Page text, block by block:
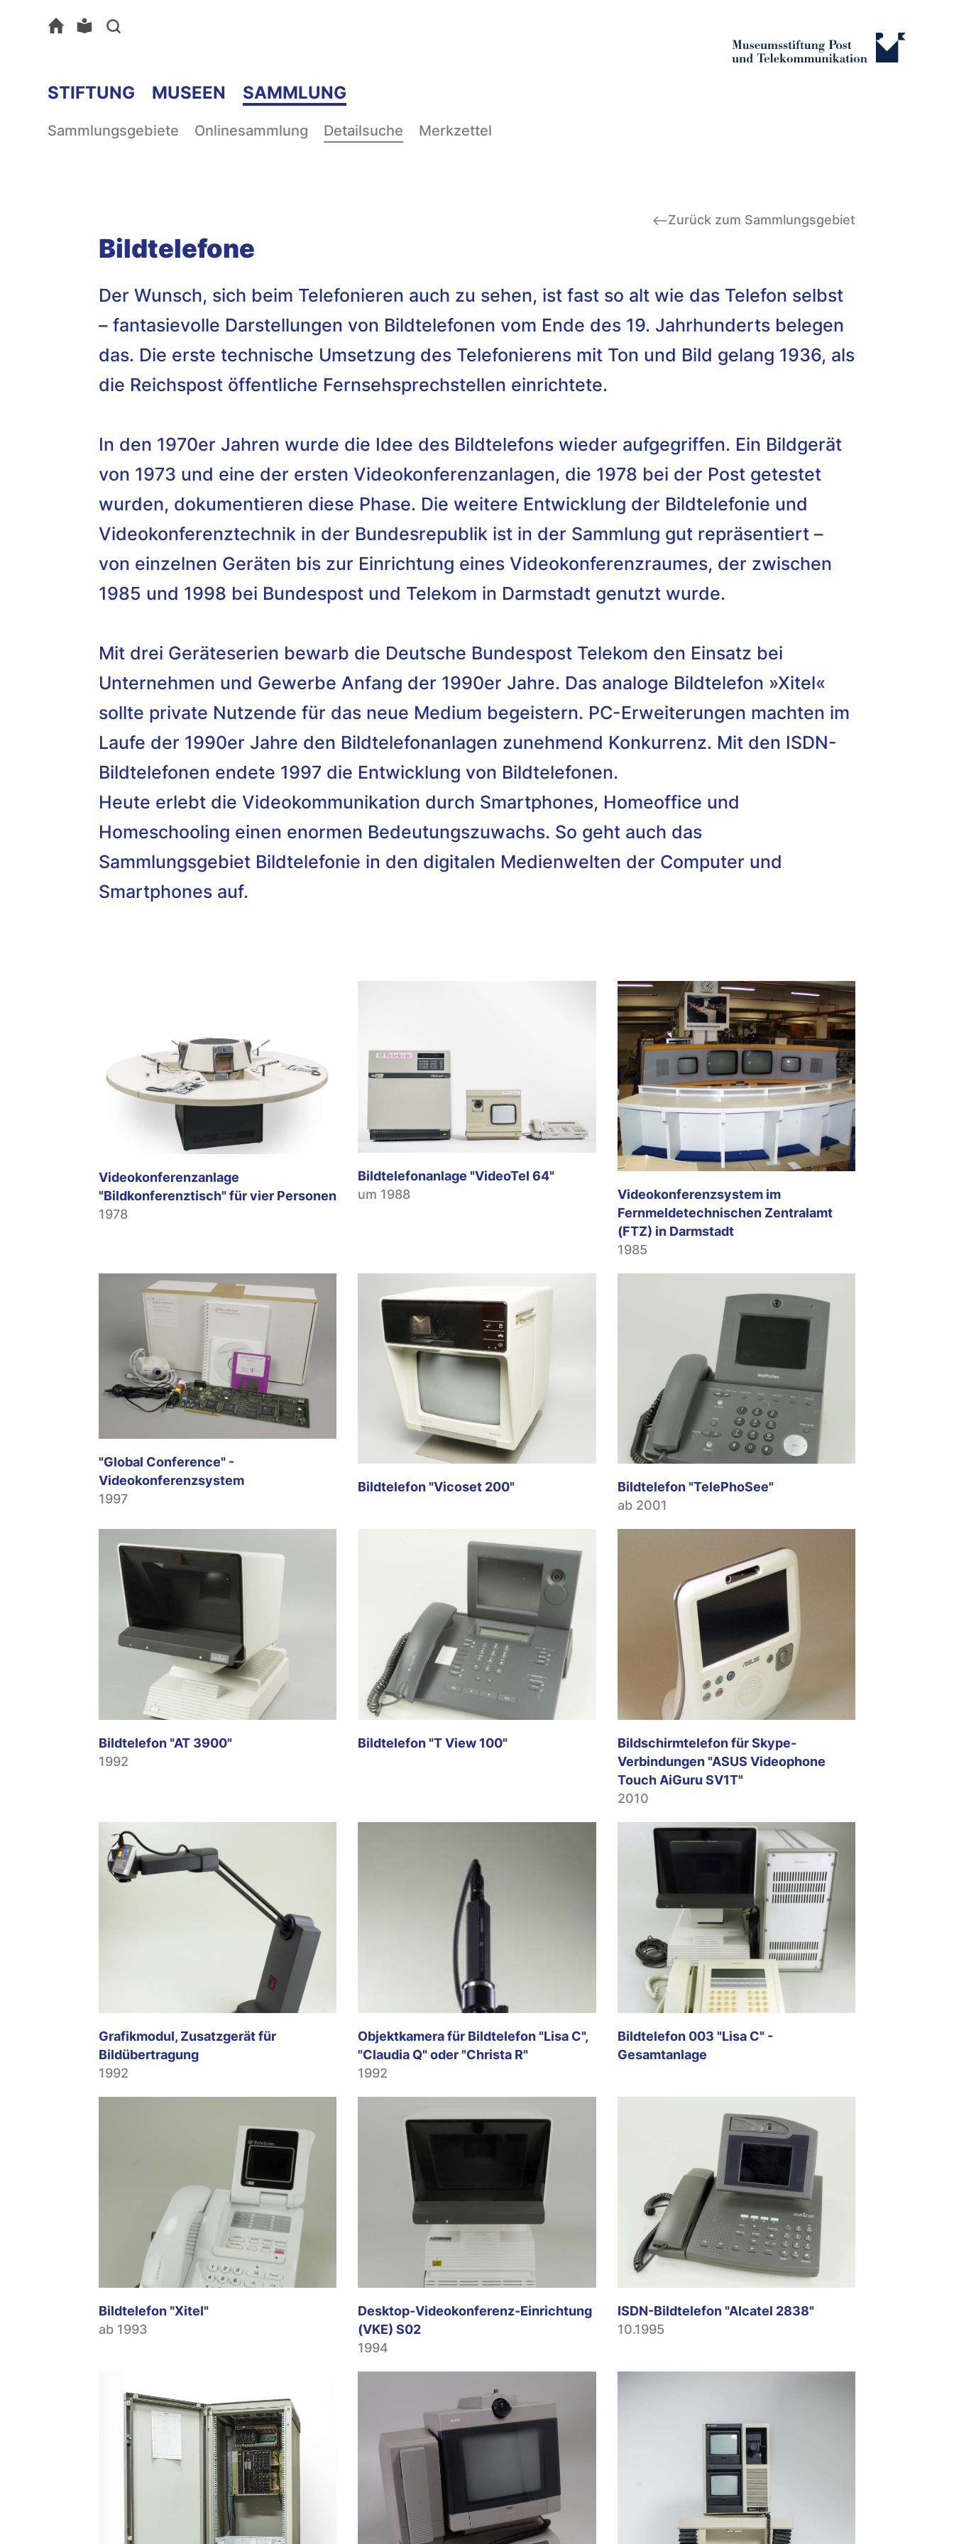
STIFTUNG MUSEEN SAMMLUNG
Sammlungsgebiete Onlinesammlung Detailsuche Merkzettel
Zurück zum Sammlungsgebiet
Bildtelefone
Der Wunsch, sich beim Telefonieren auch zu sehen, ist fast so alt wie das Telefon selbst
– fantasievolle Darstellungen von Bildtelefonen vom Ende des 19. Jahrhunderts belegen
das. Die erste technische Umsetzung des Telefonierens mit Ton und Bild gelang 1936, als
die Reichspost öffentliche Fernsehsprechstellen einrichtete.
In den 1970er Jahren wurde die Idee des Bildtelefons wieder aufgegriffen. Ein Bildgerät
von 1973 und eine der ersten Videokonferenzanlagen, die 1978 bei der Post getestet
wurden, dokumentieren diese Phase. Die weitere Entwicklung der Bildtelefonie und
Videokonferenztechnik in der Bundesrepublik ist in der Sammlung gut repräsentiert –
von einzelnen Geräten bis zur Einrichtung eines Videokonferenzraumes, der zwischen
1985 und 1998 bei Bundespost und Telekom in Darmstadt genutzt wurde.
Mit drei Geräteserien bewarb die Deutsche Bundespost Telekom den Einsatz bei
Unternehmen und Gewerbe Anfang der 1990er Jahre. Das analoge Bildtelefon »Xitel«
sollte private Nutzende für das neue Medium begeistern. PC-Erweiterungen machten im
Laufe der 1990er Jahre den Bildtelefonanlagen zunehmend Konkurrenz. Mit den ISDN-
Bildtelefonen endete 1997 die Entwicklung von Bildtelefonen.
Heute erlebt die Videokommunikation durch Smartphones, Homeoffice und
Homeschooling einen enormen Bedeutungszuwachs. So geht auch das
Sammlungsgebiet Bildtelefonie in den digitalen Medienwelten der Computer und
Smartphones auf.
Videokonferenzanlage
"Bildkonferenztisch" für vier Personen
1978
Bildtelefonanlage "VideoTel 64"
um 1988
Videokonferenzsystem im
Fernmeldetechnischen Zentralamt
(FTZ) in Darmstadt
1985
"Global Conference" -
Videokonferenzsystem
1997
Bildtelefon "Vicoset 200"
Bildtelefon "TelePhoSee"
ab 2001
Bildtelefon "AT 3900"
1992
Bildtelefon "T View 100"
Bildschirmtelefon für Skype-
Verbindungen "ASUS Videophone
Touch AiGuru SV1T"
2010
Grafikmodul, Zusatzgerät für
Bildübertragung
1992
Objektkamera für Bildtelefon "Lisa C",
"Claudia Q" oder "Christa R"
1992
Bildtelefon 003 "Lisa C" -
Gesamtanlage
Bildtelefon "Xitel"
ab 1993
Desktop-Videokonferenz-Einrichtung
(VKE) S02
1994
ISDN-Bildtelefon "Alcatel 2838"
10.1995